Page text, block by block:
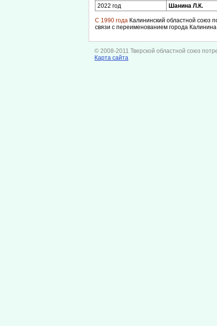
2022 год
Шанина Л.К.
С 1990 года Калининский областной союз
связи с переименованием города Калинина
© 2008-2011 Тверской областной союз
Карта сайта